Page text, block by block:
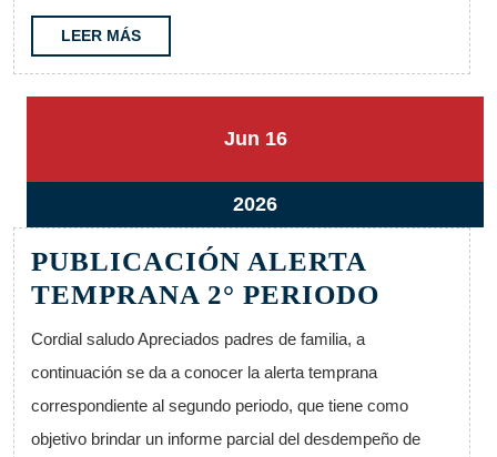
LEER MÁSLEER
MÁS
Jun16
2026
1616
202616
junio,
2026
PUBLICACIÓN ALERTA
TEMPRANA 2° PERIODO
ALERTA
Cordial saludo Apreciados padres de familia, a
continuación se da a conocer la alerta temprana
correspondiente al segundo periodo, que tiene como
objetivo brindar un informe parcial del desdempeño de